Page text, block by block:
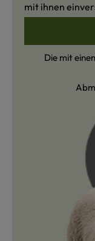
mit ihnen
Die mit